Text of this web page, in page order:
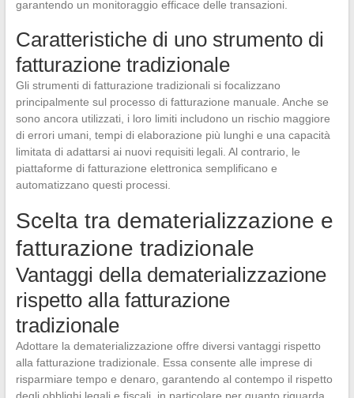
garantendo un monitoraggio efficace delle transazioni.
Caratteristiche di uno strumento di
fatturazione tradizionale
Gli strumenti di fatturazione tradizionali si focalizzano
principalmente sul processo di fatturazione manuale. Anche se
sono ancora utilizzati, i loro limiti includono un rischio maggiore
di errori umani, tempi di elaborazione più lunghi e una capacità
limitata di adattarsi ai nuovi requisiti legali. Al contrario, le
piattaforme di fatturazione elettronica semplificano e
automatizzano questi processi.
Scelta tra dematerializzazione e
fatturazione tradizionale
Vantaggi della dematerializzazione
rispetto alla fatturazione
tradizionale
Adottare la dematerializzazione offre diversi vantaggi rispetto
alla fatturazione tradizionale. Essa consente alle imprese di
risparmiare tempo e denaro, garantendo al contempo il rispetto